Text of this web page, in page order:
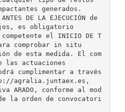
generados.
DE LA EJECUCIÓN de
es obligatorio
competente el INICIO DE T
para comprobar in situ
de esta medida. El com
las actuaciones
cumplimentar a través
agralia.juntaex.es,
conforme al mod
la orden de convocatori